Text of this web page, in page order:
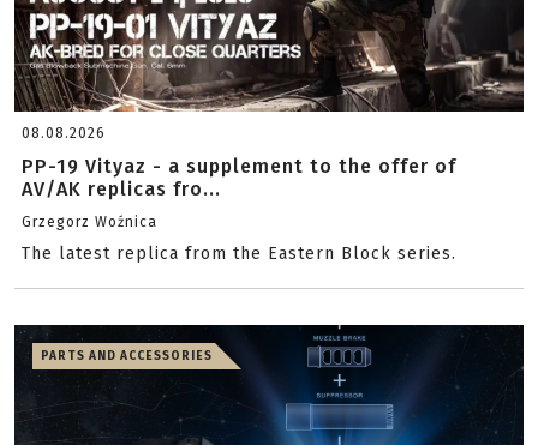
08.08.2026
PP-19 Vityaz - a supplement to the offer of
AV/AK replicas fro...
Grzegorz Woźnica
The latest replica from the Eastern Block series.
PARTS AND ACCESSORIES